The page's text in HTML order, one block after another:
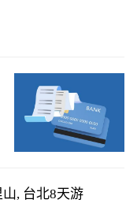
, 台北8天游